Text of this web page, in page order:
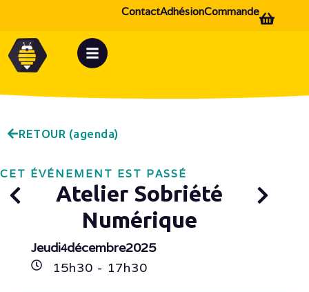
Commande
Adhésion
Contact
RETOUR (agenda)
CET ÉVÉNEMENT EST PASSÉ
Atelier Sobriété
Numérique
Jeudi4décembre2025
15h30 - 17h30